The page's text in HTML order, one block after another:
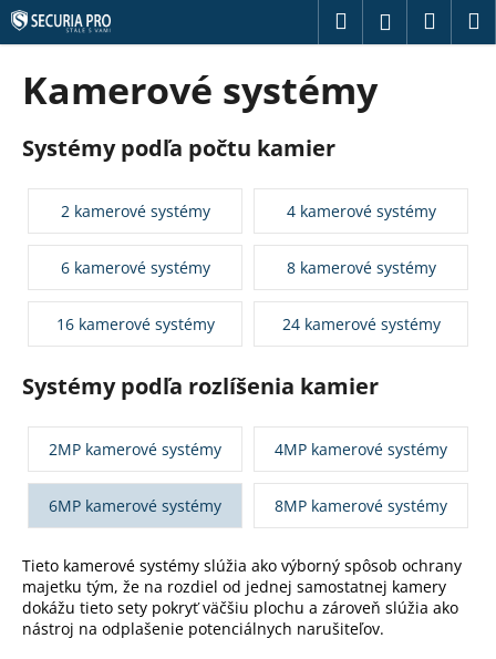
Prejsť
na
obsah
Hľadať
Kamerové systémy
Systémy podľa počtu kamier
2 kamerové systémy 4 kamerové systémy
6 kamerové systémy 8 kamerové systémy
16 kamerové systémy 24 kamerové systémy
Systémy podľa rozlíšenia kamier
2MP kamerové systémy 4MP kamerové systémy
6MP kamerové systémy 8MP kamerové systémy
Tieto kamerové systémy slúžia ako výborný spôsob ochrany
majetku tým, že na rozdiel od jednej samostatnej kamery
dokážu tieto sety pokryť väčšiu plochu a zároveň slúžia ako
nástroj na odplašenie potenciálnych narušiteľov.
K
o
o
p
t
e
u
j
e
t
e
n
á
j
s
ť
?